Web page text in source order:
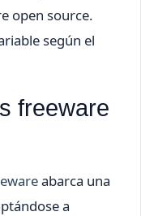
open source.
según el
freeware
abarca una
a